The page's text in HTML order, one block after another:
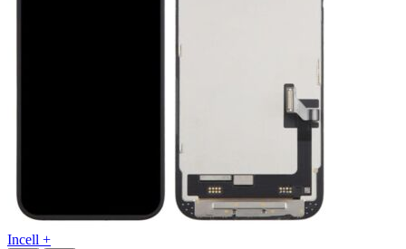
Incell +